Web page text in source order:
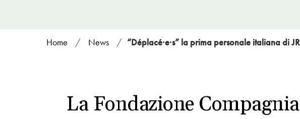
Home / News / “Déplacé∙e∙s” la prima personale italiana di
La Fondazione